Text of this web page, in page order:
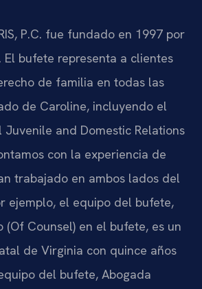
P.C. fue fundado en 1997 por
El bufete representa a clientes
de familia en todas las
de Caroline, incluyendo el
and Domestic Relations
con la experiencia de
trabajado en ambos lados del
ejemplo, el equipo del bufete,
(Of Counsel) en el bufete, es un
de Virginia con quince años
del bufete, Abogada